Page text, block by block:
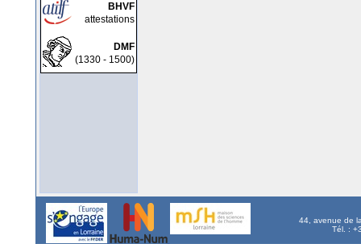
BHVF
attestations
DMF
(1330 - 1500)
44, avenue de
Tél. :